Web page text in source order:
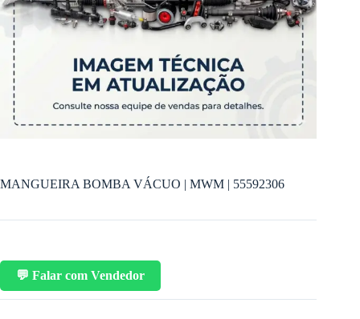
MANGUEIRA BOMBA VÁCUO | MWM | 55592306
💬 Falar com Vendedor